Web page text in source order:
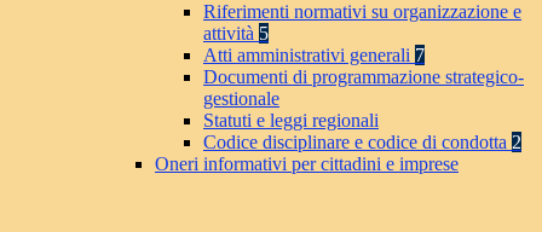
Riferimenti normativi su organizzazione e
attività 5
Atti amministrativi generali 7
Documenti di programmazione strategico-
gestionale
Statuti e leggi regionali
Codice disciplinare e codice di condotta 2
Oneri informativi per cittadini e imprese